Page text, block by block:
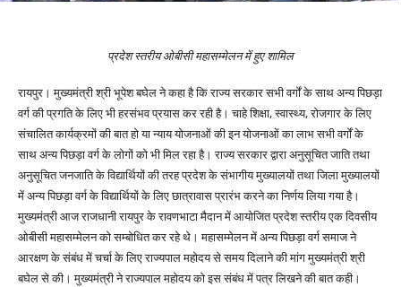
प्रदेश स्तरीय ओबीसी महासम्मेलन में हुए शामिल
रायपुर। मुख्यमंत्री श्री भूपेश बघेल ने कहा है कि राज्य सरकार सभी वर्गों के साथ अन्य पिछड़ा
वर्ग की प्रगति के लिए भी हरसंभव प्रयास कर रही है। चाहे शिक्षा, स्वास्थ्य, रोजगार के लिए
संचालित कार्यक्रमों की बात हो या न्याय योजनाओं की इन योजनाओं का लाभ सभी वर्गों के
साथ अन्य पिछड़ा वर्ग के लोगों को भी मिल रहा है। राज्य सरकार द्वारा अनुसूचित जाति तथा
अनुसूचित जनजाति के विद्यार्थियों की तरह प्रदेश के संभागीय मुख्यालयों तथा जिला मुख्यालयों
में अन्य पिछड़ा वर्ग के विद्यार्थियों के लिए छात्रावास प्रारंभ करने का निर्णय लिया गया है।
मुख्यमंत्री आज राजधानी रायपुर के रावणभाटा मैदान में आयोजित प्रदेश स्तरीय एक दिवसीय
ओबीसी महासम्मेलन को सम्बोधित कर रहे थे। महासम्मेलन में अन्य पिछड़ा वर्ग समाज ने
आरक्षण के संबंध में चर्चा के लिए राज्यपाल महोदय से समय दिलाने की मांग मुख्यमंत्री श्री
बघेल से की। मुख्यमंत्री ने राज्यपाल महोदय को इस संबंध में पत्र लिखने की बात कही।